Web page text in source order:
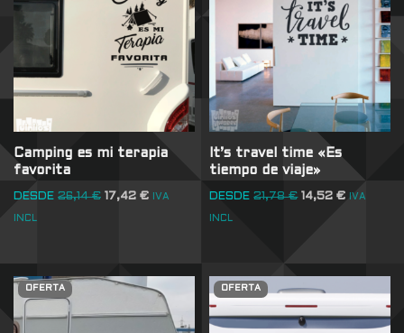
Camping es mi terapia
favorita
DESDE 26,14€ 17,42 € IVA
INCL
It’s travel time «Es
tiempo de viaje»
DESDE 21,78€ 14,52€ IVA
INCL
OFERTA OFERTA